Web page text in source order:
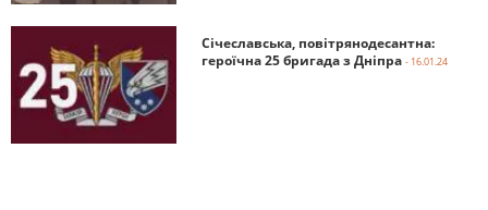
Січеславська, повітрянодесантна:
героїчна 25 бригада з Дніпра - 16.01.24